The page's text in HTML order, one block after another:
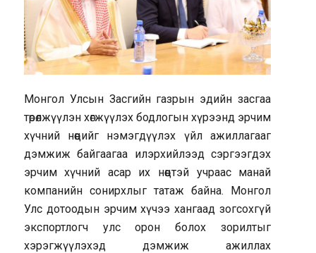
Монгол Улсын Засгийн газрын эдийн засгаа
төрөлжүүлэн хөгжүүлэх бодлогын хүрээнд эрчим
хүчний нөөцийг нэмэгдүүлэх үйл ажиллагааг
дэмжиж байгаагаа илэрхийлээд сэргээгдэх
эрчим хүчний асар их нөөцтэй учраас манай
компанийн сонирхлыг татаж байна. Монгол
Улс дотоодын эрчим хүчээ хангаад зогсохгүй
экспортлогч улс орон болох зорилтыг
хэрэгжүүлэхэд дэмжиж ажиллах